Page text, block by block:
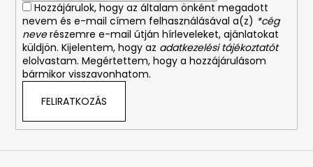
Hozzájárulok, hogy az általam önként megadott
nevem és e-mail címem felhasználásával a(z) *cég
neverészemre e-mail útján hírleveleket, ajánlatokat
küldjön. Kijelentem, hogy az adatkezelési tájékoztatót
elolvastam. Megértettem, hogy a hozzájárulásom
bármikor visszavonhatom.
FELIRATKOZÁS